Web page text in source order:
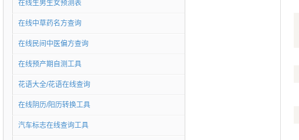
在线生男生女预测表
在线中草药名方查询
在线民间中医偏方查询
在线预产期自测工具
花语大全/花语在线查询
在线阴历/阳历转换工具
汽车标志在线查询工具